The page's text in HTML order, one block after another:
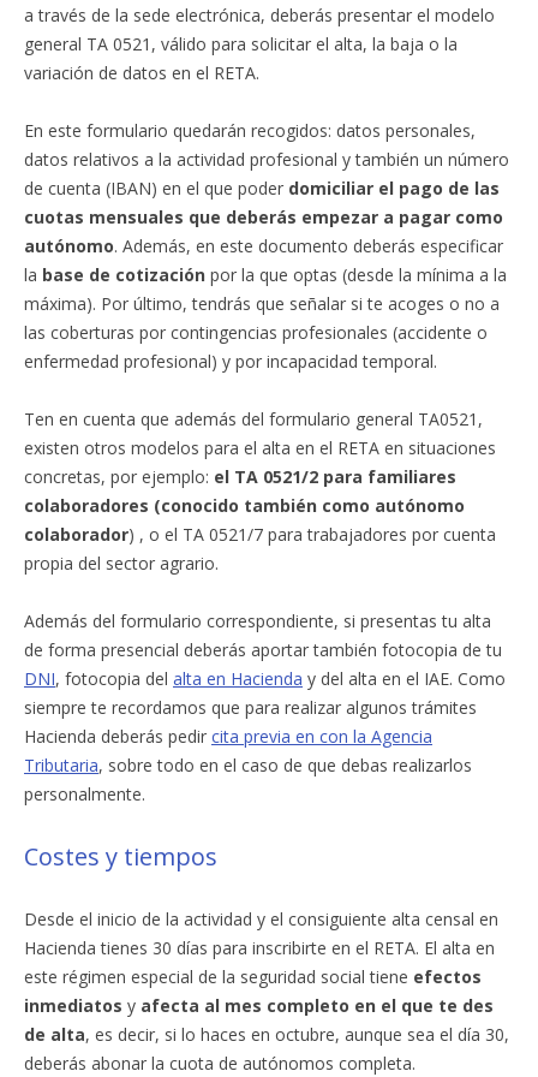
a través de la sede electrónica, deberás presentar el modelo
general TA 0521, válido para solicitar el alta, la baja o la
variación de datos en el RETA.
En este formulario quedarán recogidos: datos personales,
datos relativos a la actividad profesional y también un número
de cuenta (IBAN) en el que poder domiciliar el pago de las
cuotas mensuales que deberás empezar a pagar como
autónomo. Además, en este documento deberás especificar
la base de cotización por la que optas (desde la mínima a la
máxima). Por último, tendrás que señalar si te acoges o no a
las coberturas por contingencias profesionales (accidente o
enfermedad profesional) y por incapacidad temporal.
Ten en cuenta que además del formulario general TA0521,
existen otros modelos para el alta en el RETA en situaciones
concretas, por ejemplo: el TA 0521/2 para familiares
colaboradores (conocido también como autónomo
colaborador) , o el TA 0521/7 para trabajadores por cuenta
propia del sector agrario.
Además del formulario correspondiente, si presentas tu alta
de forma presencial deberás aportar también fotocopia de tu
DNI, fotocopia del alta en Hacienda y del alta en el IAE. Como
siempre te recordamos que para realizar algunos trámites
Hacienda deberás pedir cita previa en con la Agencia
Tributaria, sobre todo en el caso de que debas realizarlos
personalmente.
Costes y tiempos
Desde el inicio de la actividad y el consiguiente alta censal en
Hacienda tienes 30 días para inscribirte en el RETA. El alta en
este régimen especial de la seguridad social tiene efectos
inmediatos y afecta al mes completo en el que te des
de alta, es decir, si lo haces en octubre, aunque sea el día 30,
deberás abonar la cuota de autónomos completa.